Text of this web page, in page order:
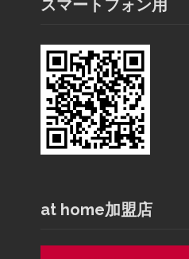
スマートフォン用
at home加盟店